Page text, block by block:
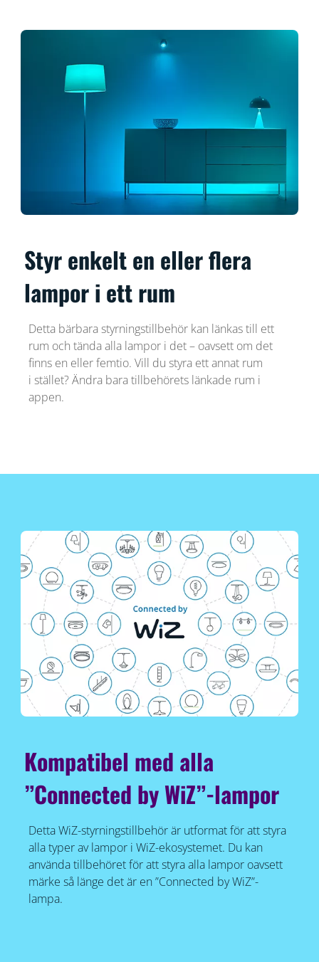
Styr enkelt en eller flera
lampor i ett rum
Detta bärbara styrningstillbehör kan länkas till ett
rum och tända alla lampor i det – oavsett om det
finns en eller femtio. Vill du styra ett annat rum
i stället? Ändra bara tillbehörets länkade rum i
appen.
Kompatibel med alla
”Connected by WiZ”-lampor
Detta WiZ-styrningstillbehör är utformat för att styra
alla typer av lampor i WiZ-ekosystemet. Du kan
använda tillbehöret för att styra alla lampor oavsett
märke så länge det är en ”Connected by WiZ”-
lampa.